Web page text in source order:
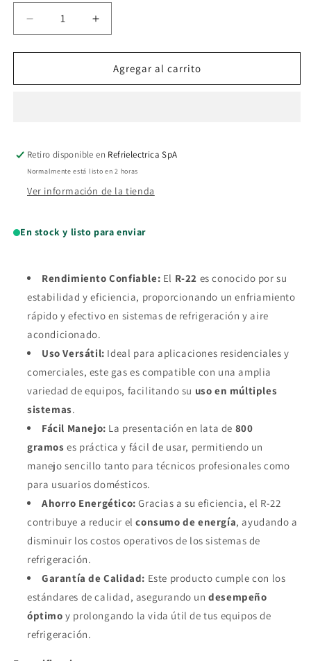
Reducir
cantidad
para
refrigerante
Aumentar
cantidad
para
Gas
refrigerante
Agregar al carrito
Retiro disponible en Refrielectrica SpA
Normalmente está listo en 2 horas
Ver información de la tienda
En stock y listo para enviar
Rendimiento Confiable: El R-22 es conocido por su
estabilidad y eficiencia, proporcionando un enfriamiento
rápido y efectivo en sistemas de refrigeración y aire
acondicionado.
Uso Versátil: Ideal para aplicaciones residenciales y
comerciales, este gas es compatible con una amplia
variedad de equipos, facilitando su uso en múltiples
sistemas.
Fácil Manejo: La presentación en lata de 800
gramos es práctica y fácil de usar, permitiendo un
manejo sencillo tanto para técnicos profesionales como
para usuarios domésticos.
Ahorro Energético: Gracias a su eficiencia, el R-22
contribuye a reducir elconsumo de energía, ayudando a
disminuir los costos operativos de los sistemas de
refrigeración.
Garantía de Calidad: Este producto cumple con los
estándares de calidad, asegurando undesempeño
óptimo y prolongando la vida útil de tus equipos de
refrigeración.